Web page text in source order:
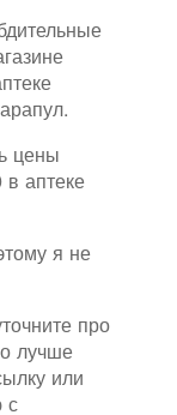
цены
аптеке
я не
про
лучше
или
с